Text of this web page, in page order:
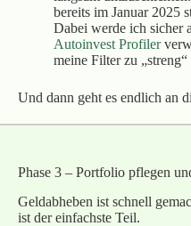
bereits im Januar 2025
Dabei werde ich sicher
Autoinvest Profiler
meine Filter zu „streng“
Und dann geht es endlich an
Phase 3 – Portfolio pflegen
Geldabheben ist schnell
ist der einfachste Teil.